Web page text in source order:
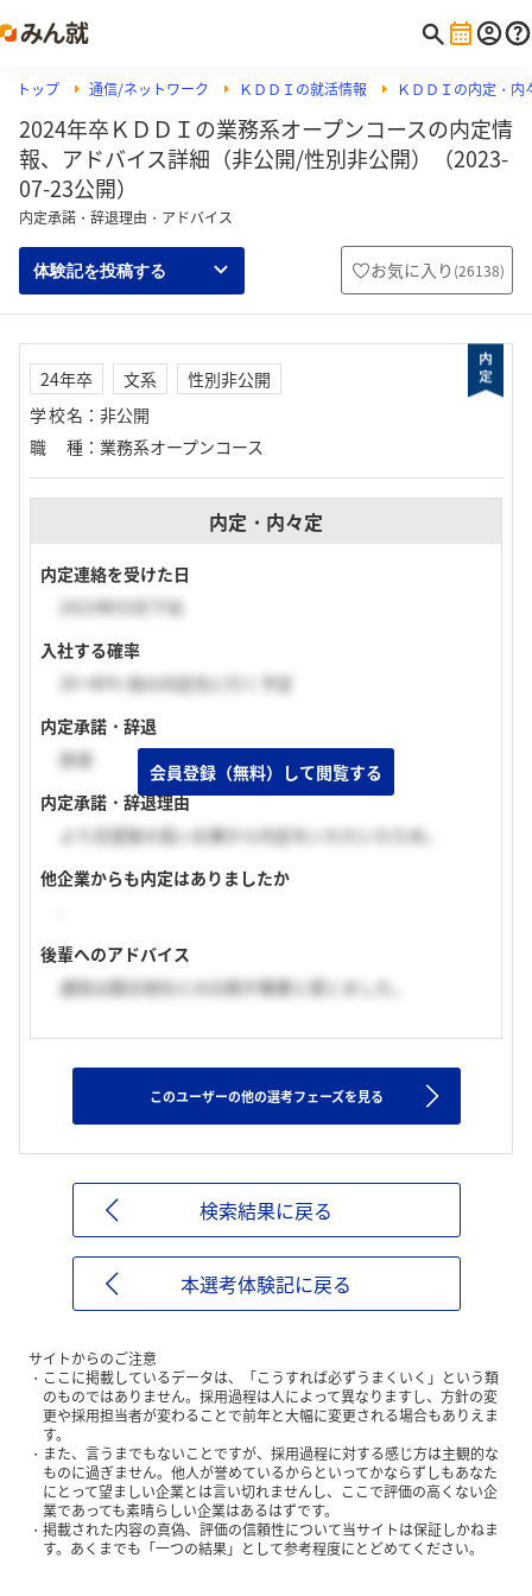
トップ 通信/ネットワーク ＫＤＤＩの就活情報 ＫＤＤＩの内定・内
2024年卒ＫＤＤＩの業務系オープンコースの内定情
報、アドバイス詳細（非公開/性別非公開）（2023-
07-23公開）
内定承諾・辞退理由・アドバイス
体験記を投稿する お気に入り (26138)
24年卒 文系
性別非公開
学校名 ： 非公開
職種 ： 業務系オープンコース
内定・内々定
内定連絡を受けた日
2023年03月下旬
入社する確率
20~40% 他の内定先に行く予定
内定承諾・辞退
辞退
内定承諾・辞退理由
より志望度の高い企業から内定をいただいたため。
他企業からも内定はありましたか
後輩へのアドバイス
通信は競合他社との比較が重要と感じました。
会員登録（無料）して閲覧する
このユーザーの他の選考フェーズを見る
検索結果に戻る
本選考体験記に戻る
サイトからのご注意
ここに掲載しているデータは、「こうすれば必ずうまくいく」という類
のものではありません。採用過程は人によって異なりますし、方針の変
更や採用担当者が変わることで前年と大幅に変更される場合もありえま
す。
また、言うまでもないことですが、採用過程に対する感じ方は主観的な
ものに過ぎません。他人が誉めているからといってかならずしもあなた
にとって望ましい企業とは言い切れませんし、ここで評価の高くない企
業であっても素晴らしい企業はあるはずです。
掲載された内容の真偽、評価の信頼性について当サイトは保証しかねま
す。あくまでも「一つの結果」として参考程度にとどめてください。